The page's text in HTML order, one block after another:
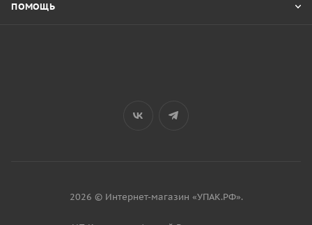
ПОМОЩЬ
2026 © Интернет-магазин «УПАК.РФ».